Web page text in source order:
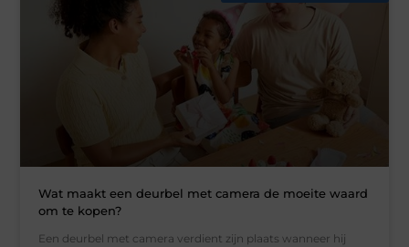
Wat maakt een deurbel met camera de moeite waard
om te kopen?
Een deurbel met camera verdient zijn plaats wanneer hij